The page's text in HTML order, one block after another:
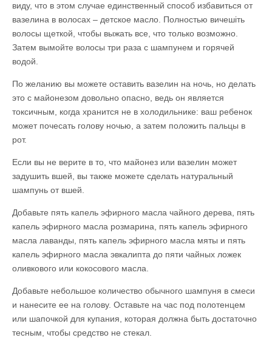
виду, что в этом случае единственный способ избавиться от
вазелина в волосах – детское масло. Полностью вичешіть
волосы щеткой, чтобы выжать все, что только возможно.
Затем вымойте волосы три раза с шампунем и горячей
водой.
По желанию вы можете оставить вазелин на ночь, но делать
это с майонезом довольно опасно, ведь он является
токсичным, когда хранится не в холодильнике: ваш ребенок
может почесать голову ночью, а затем положить пальцы в
рот.
Если вы не верите в то, что майонез или вазелин может
задушить вшей, вы также можете сделать натуральный
шампунь от вшей.
Добавьте пять капель эфирного масла чайного дерева, пять
капель эфирного масла розмарина, пять капель эфирного
масла лаванды, пять капель эфирного масла мяты и пять
капель эфирного масла эвкалипта до пяти чайных ложек
оливкового или кокосового масла.
Добавьте небольшое количество обычного шампуня в смеси
и нанесите ее на голову. Оставьте на час под полотенцем
или шапочкой для купания, которая должна быть достаточно
тесным, чтобы средство не стекал.